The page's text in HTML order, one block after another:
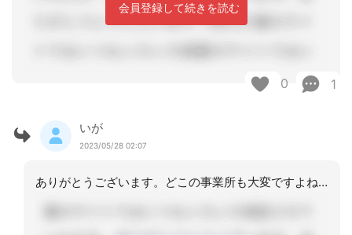
会員登録して続きを読む
0 1
いが
2023/05/28 02:07
ありがとうございます。どこの事業所も大変ですよね。だからといって不適切なことはダ